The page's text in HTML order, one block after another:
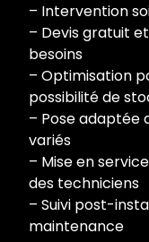
– Intervention
– Devis gratuit
besoins
– Optimisation
possibilité de
– Pose adaptée
variés
– Mise en
des techniciens
– Suivi post-
maintenance